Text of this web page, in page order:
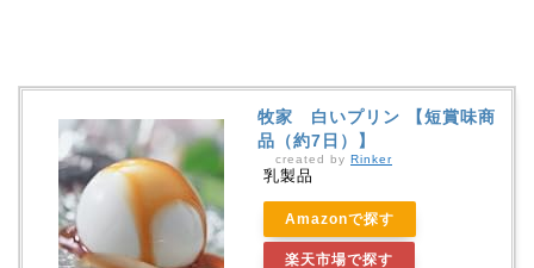
牧家 白いプリン 【短賞味商
品（約7日）】
created by Rinker
乳製品
Amazonで探す
楽天市場で探す